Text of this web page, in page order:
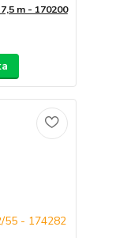
m - 170200